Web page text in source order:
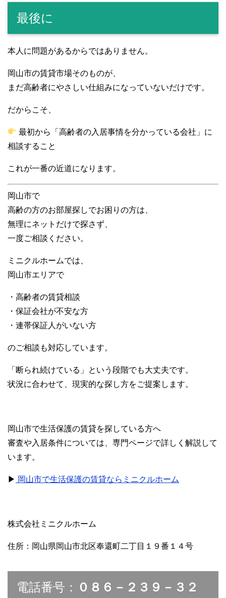
最後に
本人に問題があるからではありません。
岡山市の賃貸市場そのものが、
まだ高齢者にやさしい仕組みになっていないだけです。
だからこそ、
最初から「高齢者の入居事情を分かっている会社」に
相談すること
これが一番の近道になります。
岡山市で
高齢の方のお部屋探しでお困りの方は、
無理にネットだけで探さず、
一度ご相談ください。
ミニクルホームでは、
岡山市エリアで
・高齢者の賃貸相談
・保証会社が不安な方
・連帯保証人がいない方
のご相談も対応しています。
「断られ続けている」という段階でも大丈夫です。
状況に合わせて、現実的な探し方をご提案します。
岡山市で生活保護の賃貸を探している方へ
審査や入居条件については、専門ページで詳しく解説して
います。
▶ 岡山市で生活保護の賃貸ならミニクルホーム
株式会社ミニクルホーム
住所：岡山県岡山市北区奉還町二丁目１９番１４号
電話番号： ０８６－２３９－３２